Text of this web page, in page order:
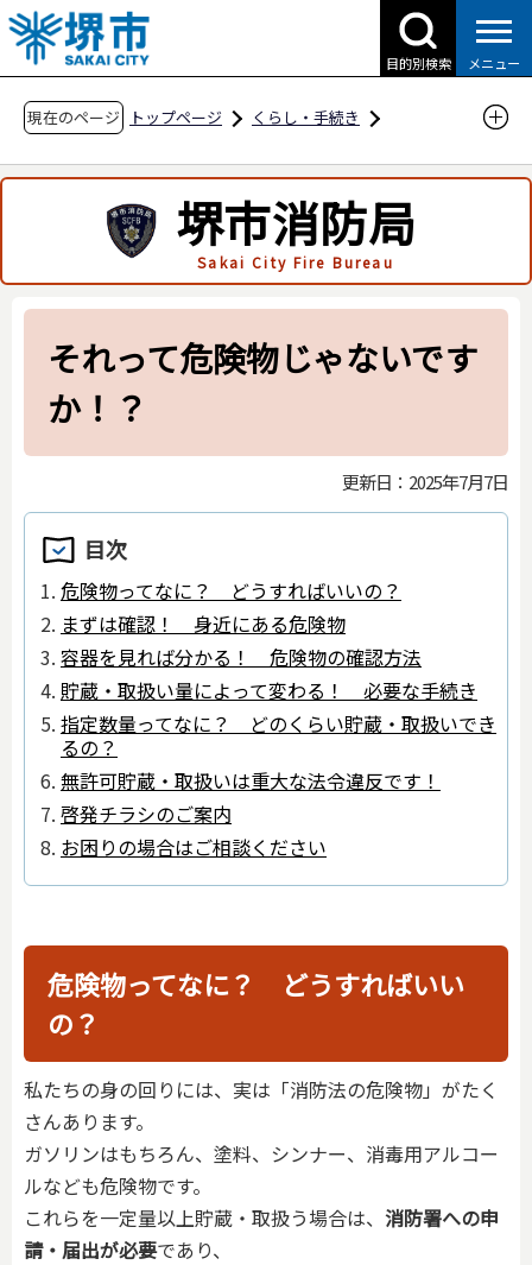
こ
の
ペ
の
で
目的別検索 メニュー
現在のページ トップページ
くらし・手続き
火災予防に関すること
予防啓発情報
それって危険物じゃないですか！？
堺市消防局
Sakai City Fire Bureau
それって危険物じゃないです
か！？
更新日：2025年7月7日
目次
危険物ってなに？ どうすればいいの？
まずは確認！ 身近にある危険物
容器を見れば分かる！ 危険物の確認方法
貯蔵・取扱い量によって変わる！ 必要な手続き
指定数量ってなに？ どのくらい貯蔵・取扱いでき
るの？
無許可貯蔵・取扱いは重大な法令違反です！
啓発チラシのご案内
お困りの場合はご相談ください
危険物ってなに？ どうすればいい
の？
私たちの身の回りには、実は「消防法の危険物」がたく
さんあります。
ガソリンはもちろん、塗料、シンナー、消毒用アルコー
ルなども危険物です。
これらを一定量以上貯蔵・取扱う場合は、 消防署への申
請・届出が必要であり、